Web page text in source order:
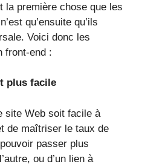
la première chose que les
qu’ensuite qu’ils
Voici donc les
front-end :
plus facile
site Web soit facile à
de maîtriser le taux de
passer plus
ou d’un lien à